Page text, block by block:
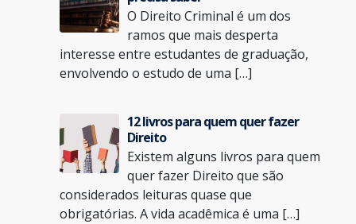
O Direito Criminal é um dos
ramos que mais desperta
interesse entre estudantes de graduação,
envolvendo o estudo de uma […]
12 livros para quem quer fazer
Direito
Existem alguns livros para quem
quer fazer Direito que são
considerados leituras quase que
obrigatórias. A vida acadêmica é uma […]